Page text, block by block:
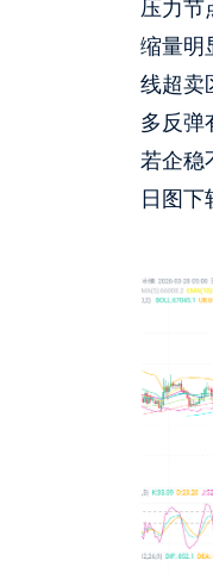
压力节
缩量明
线超卖
多反弹
若企稳
日图下